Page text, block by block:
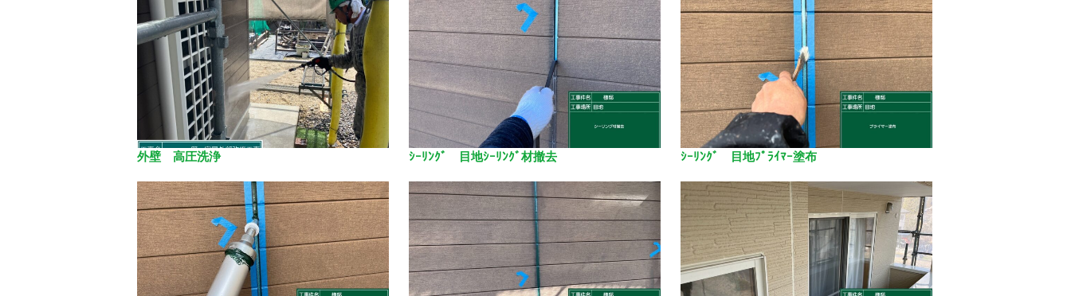
外壁 高圧洗浄 ｼｰﾘﾝｸﾞ 目地ｼｰﾘﾝｸﾞ材撤去 ｼｰﾘﾝｸﾞ 目地ﾌﾟﾗｲﾏｰ塗布